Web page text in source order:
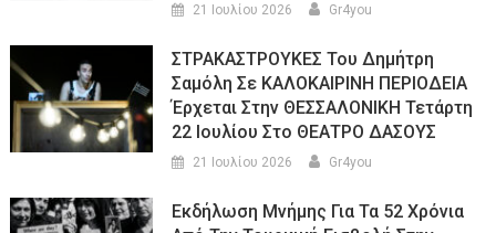
21 Ιουλίου 2026 Gr4you
ΣΤΡΑΚΑΣΤΡΟΥΚΕΣ Του Δημήτρη
Σαμόλη Σε ΚΑΛΟΚΑΙΡΙΝΗ ΠΕΡΙΟΔΕΙΑ
Έρχεται Στην ΘΕΣΣΑΛΟΝΙΚΗ Τετάρτη
22 Ιουλίου Στο ΘΕΑΤΡΟ ΔΑΣΟΥΣ
21 Ιουλίου 2026 Gr4you
Εκδήλωση Μνήμης Για Τα 52 Χρόνια